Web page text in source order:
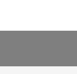
springen